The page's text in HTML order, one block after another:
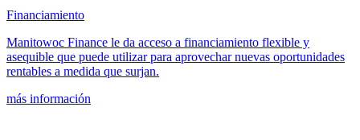
Financiamiento
Manitowoc Finance le da acceso a financiamiento flexible y
asequible que puede utilizar para aprovechar nuevas oportunidades
rentables a medida que surjan.
más información